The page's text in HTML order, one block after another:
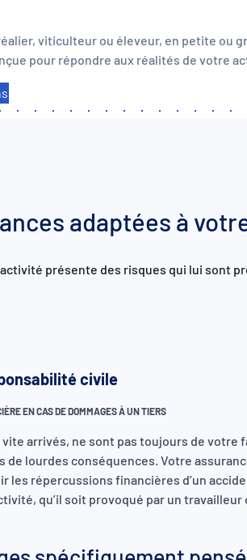
viticulteur ou éleveur, en petite ou
pour répondre aux réalités de votre
adaptées à
présente des risques qui lui sont
civile
EN CAS DE DOMMAGES À UN TIERS
arrivés, ne sont pas toujours de votre
de lourdes conséquences. Votre
les répercussions financières d’un
qu’il soit provoqué par un travailleur